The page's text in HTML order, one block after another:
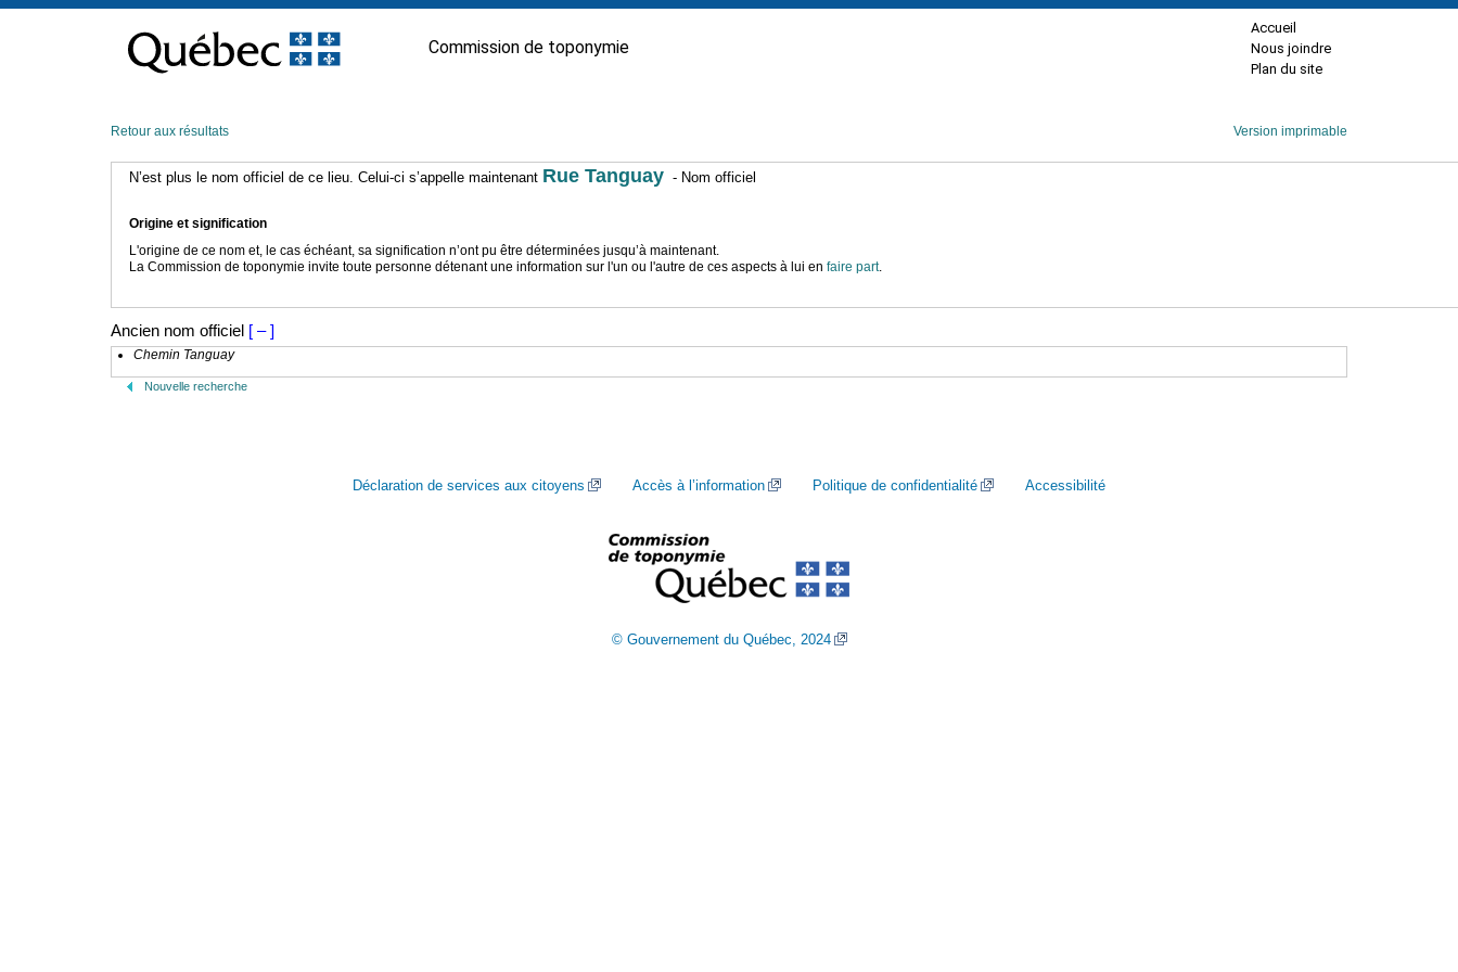
contenu
Commission de toponymie
Accueil
Nous joindre
Plan du site
Retour aux résultats Version imprimable
N’est plus le nom officiel de ce lieu. Celui-ci s’appelle maintenant Rue Tanguay - Nom officiel
Origine et signification
L'origine de ce nom et, le cas échéant, sa signification n’ont pu être déterminées jusqu’à maintenant.
La Commission de toponymie invite toute personne détenant une information sur l'un ou l'autre de ces aspects à lui en faire part.
Ancien nom officiel [ – ]
Chemin Tanguay
Nouvelle recherche
Déclaration de services aux citoyens Accès à l’information Politique de confidentialité Accessibilité
© Gouvernement du Québec, 2024